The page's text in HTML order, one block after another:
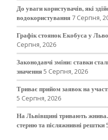
До уваги користувачів, які
водокористування 7 Серпня,
Графік стоянок Екобуса у
Серпня, 2026
Законодавчі зміни: ставки
значення5 Серпня, 2026
Триває прийом заявок на
5 Серпня, 2026
На Львівщині тривають
стерню та післяжнивні рештки